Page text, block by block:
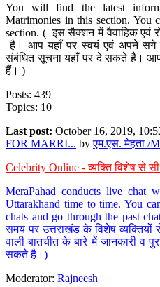
You will find the latest
Matrimonies in this section. You
section. ( इस सैक्शन में वैवाहिक एवं
है। आप यहाँ पर स्वयं एवं अपने सगे
संबंधित सूचना यहाँ पर दे सकते है। आप
हैं। )
Posts: 439
Topics: 10
Last post: October 16, 2019,
FOR MARRI... byएम.एस. मेहता /
Celebrity Online - व्यक्ति विशेष से
MeraPahad conducts live chat
Uttarakhand time to time. You
chats and go through the past
समय पर उत्तराखंड के विशेष
वाली बातचीत के बारे में जानकारी व
सकते है।)
Moderator: Rajneesh